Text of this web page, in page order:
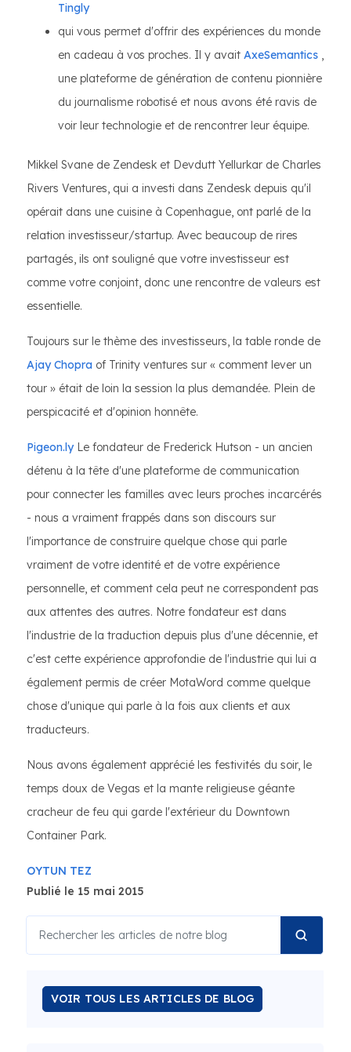
Tingly
qui vous permet d'offrir des expériences du monde
en cadeau à vos proches. Il y avait AxeSemantics ,
une plateforme de génération de contenu pionnière
du journalisme robotisé et nous avons été ravis de
voir leur technologie et de rencontrer leur équipe.
Mikkel Svane de Zendesk et Devdutt Yellurkar de Charles
Rivers Ventures, qui a investi dans Zendesk depuis qu'il
opérait dans une cuisine à Copenhague, ont parlé de la
relation investisseur/startup. Avec beaucoup de rires
partagés, ils ont souligné que votre investisseur est
comme votre conjoint, donc une rencontre de valeurs est
essentielle.
Toujours sur le thème des investisseurs, la table ronde de
Ajay Chopra of Trinity ventures sur « comment lever un
tour » était de loin la session la plus demandée. Plein de
perspicacité et d'opinion honnête.
Pigeon.lyLe fondateur de Frederick Hutson - un ancien
détenu à la tête d'une plateforme de communication
pour connecter les familles avec leurs proches incarcérés
- nous a vraiment frappés dans son discours sur
l'importance de construire quelque chose qui parle
vraiment de votre identité et de votre expérience
personnelle, et comment cela peut ne correspondent pas
aux attentes des autres. Notre fondateur est dans
l'industrie de la traduction depuis plus d'une décennie, et
c'est cette expérience approfondie de l'industrie qui lui a
également permis de créer MotaWord comme quelque
chose d'unique qui parle à la fois aux clients et aux
traducteurs.
Nous avons également apprécié les festivités du soir, le
temps doux de Vegas et la mante religieuse géante
cracheur de feu qui garde l'extérieur du Downtown
Container Park.
OYTUN TEZ
Publié le 15 mai 2015
VOIR TOUS LES ARTICLES DE BLOG